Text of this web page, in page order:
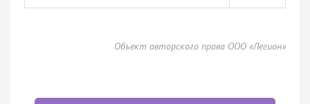
Объект авторского права ООО «Легион»